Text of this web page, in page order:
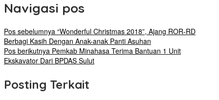
Navigasi pos
Pos sebelumnya “Wonderful Christmas 2018”, Ajang ROR-RD
Berbagi Kasih Dengan Anak-anak Panti Asuhan
Pos berikutnya Pemkab Minahasa Terima Bantuan 1 Unit
Ekskavator Dari BPDAS Sulut
Posting Terkait